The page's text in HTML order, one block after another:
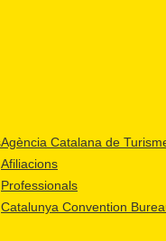
Agència Catalana de
Afiliacions
Professionals
Catalunya Convention